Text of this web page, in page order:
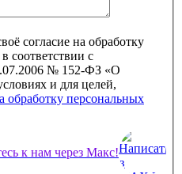
согласие на обработку
соответствии с
№ 152-ФЗ «О
и для целей,
обработку персональных
к нам через Макс!